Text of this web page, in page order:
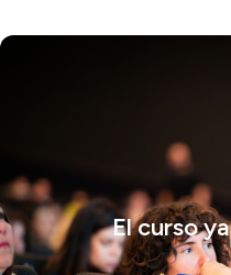
El curso